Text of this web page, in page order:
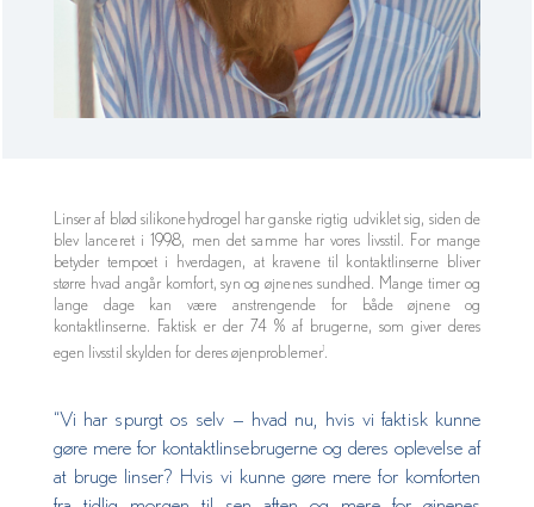
Linser af blød silikonehydrogel har ganske rigtig udviklet sig, siden de
blev lanceret i 1998, men det samme har vores livsstil. For mange
betyder tempoet i hverdagen, at kravene til kontaktlinserne bliver
større hvad angår komfort, syn og øjnenes sundhed. Mange timer og
lange dage kan være anstrengende for både øjnene og
kontaktlinserne. Faktisk er der 74 % af brugerne, som giver deres
egen livsstil skylden for deres øjenproblemer1.
“Vi har spurgt os selv — hvad nu, hvis vi faktisk kunne
gøre mere for kontaktlinsebrugerne og deres oplevelse af
at bruge linser? Hvis vi kunne gøre mere for komforten